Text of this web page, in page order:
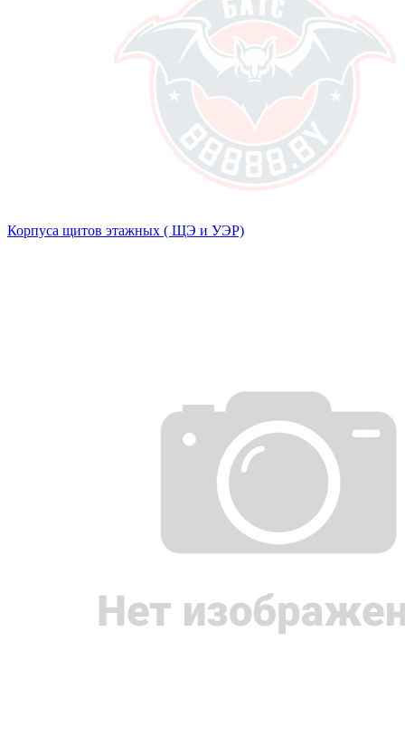
Корпуса щитов этажных ( ЩЭ и УЭР)